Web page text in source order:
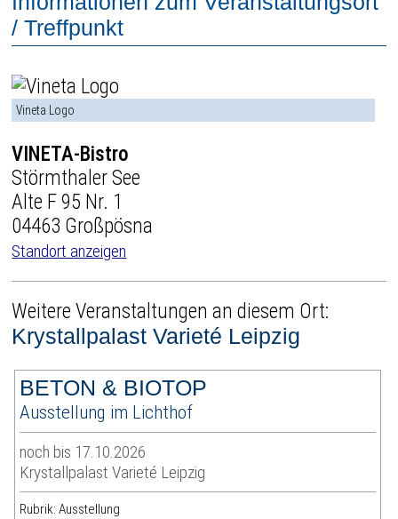
/ Treffpunkt
Vineta Logo
VINETA-Bistro
Störmthaler See
Alte F 95 Nr. 1
04463 Großpösna
Standort anzeigen
Weitere Veranstaltungen an diesem Ort:
Krystallpalast Varieté Leipzig
BETON & BIOTOP
Ausstellung im Lichthof
noch bis 17.10.2026
Krystallpalast Varieté Leipzig
Rubrik: Ausstellung